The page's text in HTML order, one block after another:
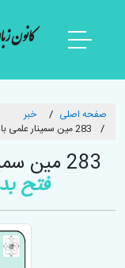
کانون
صفحه اصلی
خبر
283 مین سمینار علمی با موضوع
283 مین سمینار علمی با موضوع
فتح